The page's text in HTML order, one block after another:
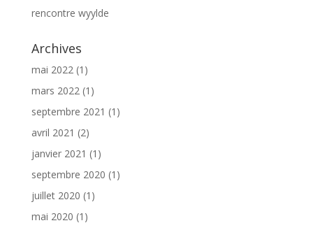
rencontre wyylde
Archives
mai 2022(1)
mars 2022(1)
septembre 2021 (1)
avril 2021 (2)
janvier 2021 (1)
septembre 2020 (1)
juillet 2020 (1)
mai 2020 (1)